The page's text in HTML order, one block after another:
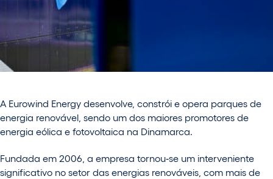
A Eurowind Energy desenvolve, constrói e opera parques de
energia renovável, sendo um dos maiores promotores de
energia eólica e fotovoltaica na Dinamarca.
Fundada em 2006, a empresa tornou‑se um interveniente
significativo no setor das energias renováveis, com mais de